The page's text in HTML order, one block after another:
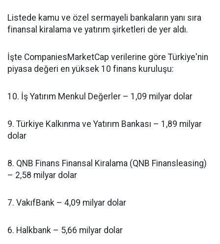
Listede kamu ve özel sermayeli bankaların yanı sıra
finansal kiralama ve yatırım şirketleri de yer aldı.
İşte CompaniesMarketCap verilerine göre Türkiye'nin
piyasa değeri en yüksek 10 finans kuruluşu:
10. İş Yatırım Menkul Değerler – 1,09 milyar dolar
9. Türkiye Kalkınma ve Yatırım Bankası – 1,89 milyar
dolar
8. QNB Finans Finansal Kiralama (QNB Finansleasing)
– 2,58 milyar dolar
7. VakıfBank – 4,09 milyar dolar
6. Halkbank – 5,66 milyar dolar